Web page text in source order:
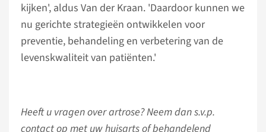
kijken', aldus Van der Kraan. 'Daardoor kunnen we
nu gerichte strategieën ontwikkelen voor
preventie, behandeling en verbetering van de
levenskwaliteit van patiënten.'
Heeft u vragen over artrose? Neem dan s.v.p.
contact op met uw huisarts of behandelend